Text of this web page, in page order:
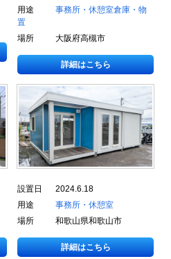
用途
事務所・休憩室倉庫・物
置
場所
大阪府高槻市
詳細はこちら
設置日
2024.6.18
用途
事務所・休憩室
場所
和歌山県和歌山市
詳細はこちら